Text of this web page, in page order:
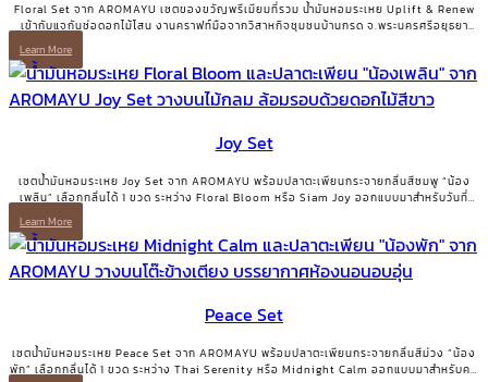
Floral Set จาก AROMAYU เซตของขวัญพรีเมียมที่รวม น้ำมันหอมระเหย Uplift & Renew
เข้ากับแจกันช่อดอกไม้โสน งานคราฟท์มือจากวิสาหกิจชุมชนบ้านกรด จ.พระนครศรีอยุธยา
Learn More
Joy Set
เซตน้ำมันหอมระเหย Joy Set จาก AROMAYU พร้อมปลาตะเพียนกระจายกลิ่นสีชมพู “น้อง
เพลิน” เลือกกลิ่นได้ 1 ขวด ระหว่าง Floral Bloom หรือ Siam Joy ออกแบบมาสำหรับวันที่
Learn More
Peace Set
เซตน้ำมันหอมระเหย Peace Set จาก AROMAYU พร้อมปลาตะเพียนกระจายกลิ่นสีม่วง “น้อง
พัก” เลือกกลิ่นได้ 1 ขวด ระหว่าง Thai Serenity หรือ Midnight Calm ออกแบบมาสำหรับคน